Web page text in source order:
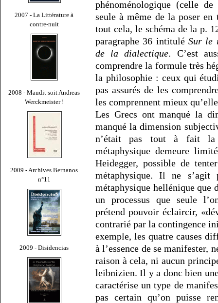
2007 - La Littérature à
contre-nuit
2008 - Maudit soit Andreas
Werckmeister !
2009 - Archives Bernanos
n°11
2009 - Disidencias
phénoménologique (celle
seule à même de la poser en
tout cela, le schéma de la p.
paragraphe 36 intitulé Sur le
de la dialectique. C’est
comprendre la formule très
la philosophie : ceux qui
pas assurés de les
les comprennent mieux
Les Grecs ont manqué la
manqué la dimension
n’était pas tout à fait la
métaphysique demeure
Heidegger, possible de
métaphysique. Il ne s’agit
métaphysique hellénique que
un processus que seule
prétend pouvoir éclaircir,
contrarié par la contingence
exemple, les quatre causes
à l’essence de se manifester,
raison à cela, ni aucun
leibnizien. Il y a donc bien
caractérise un type de
pas certain qu’on puisse